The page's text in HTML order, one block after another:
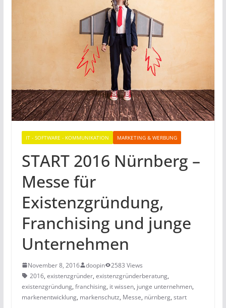
IT - SOFTWARE - KOMMUNIKATION MARKETING & WERBUNG
START 2016 Nürnberg –
Messe für
Existenzgründung,
Franchising und junge
Unternehmen
November 8, 2016 doopin
2583 Views
2016, existenzgründer, existenzgründerberatung,
existenzgründung, franchising, it wissen, junge unternehmen,
markenentwicklung, markenschutz, Messe, nürnberg, start